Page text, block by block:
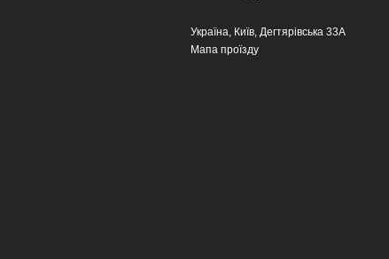
Україна, Київ, Дегтярівська 33А
Мапа проїзду